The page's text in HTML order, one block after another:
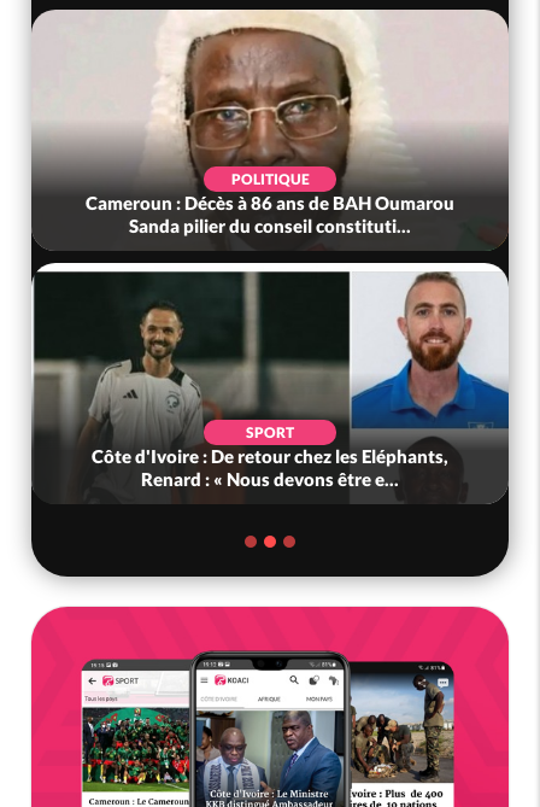
POLITIQUE
Cameroun : Décès à 86 ans de BAH Oumarou
Sanda pilier du conseil constituti...
SPORT
Côte d'Ivoire : De retour chez les Eléphants,
Renard : « Nous devons être e...